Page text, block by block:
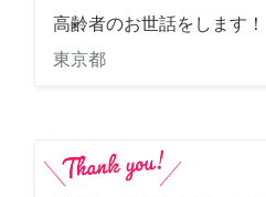
高齢者のお世話をします！
東京都